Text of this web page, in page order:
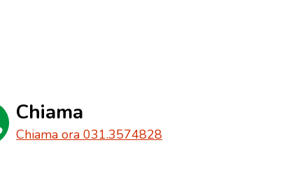
Chiama
Chiama ora 031.3574828